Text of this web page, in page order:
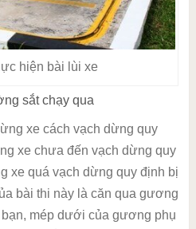
hiện bài lùi xe
sắt chạy qua
xe cách vạch dừng quy
xe chưa đến vạch dừng quy
xe quá vạch dừng quy định bị
bài thi này là căn qua gương
mép dưới của gương phụ